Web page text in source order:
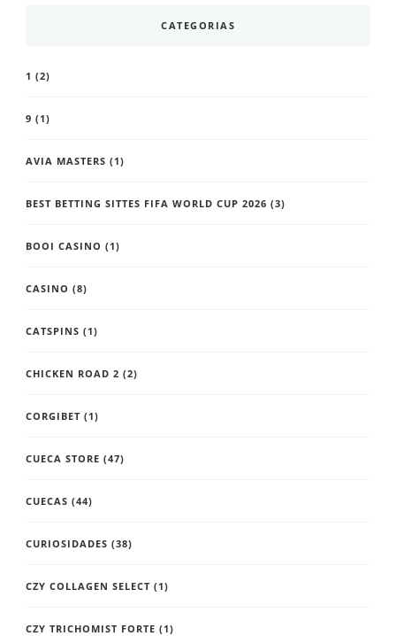
CATEGORIAS
1 (2)
9 (1)
AVIA MASTERS (1)
BEST BETTING SITTES FIFA WORLD CUP 2026 (3)
BOOI CASINO (1)
CASINO (8)
CATSPINS (1)
CHICKEN ROAD 2 (2)
CORGIBET (1)
CUECA STORE (47)
CUECAS (44)
CURIOSIDADES (38)
CZY COLLAGEN SELECT (1)
CZY TRICHOMIST FORTE (1)